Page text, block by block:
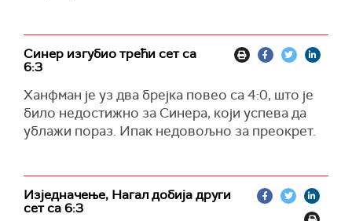
Синер изгубио трећи сет са
6:3
Ханфман је уз два брејка повео са 4:0, што је
било недостижно за Синера, који успева да
ублажи пораз. Ипак недовољно за преокрет.
Изједначење, Нагал добија други
сет са 6:3